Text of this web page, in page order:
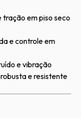
em piso seco
e controle em
e vibração
e resistente